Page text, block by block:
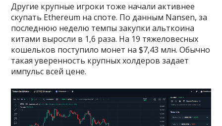
Другие крупные игроки тоже начали активнее
скупать Ethereum на споте. По данным Nansen, за
последнюю неделю темпы закупки альткоина
китами выросли в 1,6 раза. На 19 тяжеловесных
кошельков поступило монет на $7,43 млн. Обычно
такая уверенность крупных холдеров задает
импульс всей цене.